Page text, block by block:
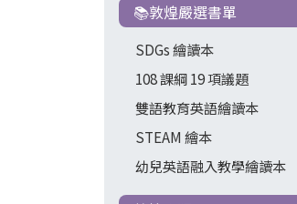
📚敦煌嚴選書單
SDGs 繪讀本
108 課綱 19 項議題
雙語教育英語繪讀本
STEAM 繪本
幼兒英語融入教學繪讀本